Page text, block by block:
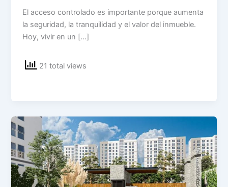
El acceso controlado es importante porque aumenta
la seguridad, la tranquilidad y el valor del inmueble.
Hoy, vivir en un […]
21 total views